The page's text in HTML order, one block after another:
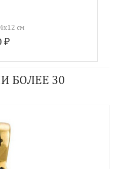
см
₽
БОЛЕЕ 30